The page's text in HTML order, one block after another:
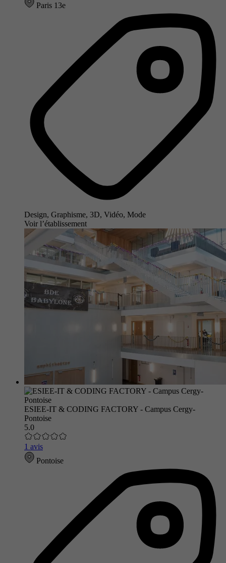
Paris 13e
Design, Graphisme, 3D, Vidéo, Mode
Voir l’établissement
ESIEE-IT & CODING FACTORY - Campus Cergy-
Pontoise
5.0
1 avis
Pontoise